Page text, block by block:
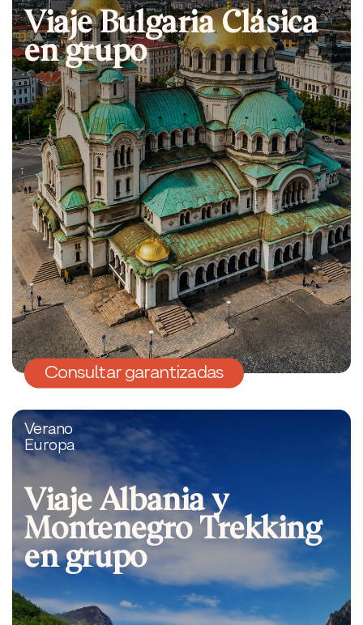
Viaje Bulgaria Clásica
en grupo
Consultar garantizadas
Verano
Europa
Viaje Albania y
Montenegro Trekking
en grupo